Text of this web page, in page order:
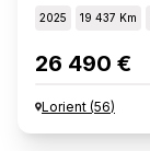
2025 19 437 Km
26 490 €
Lorient (56)